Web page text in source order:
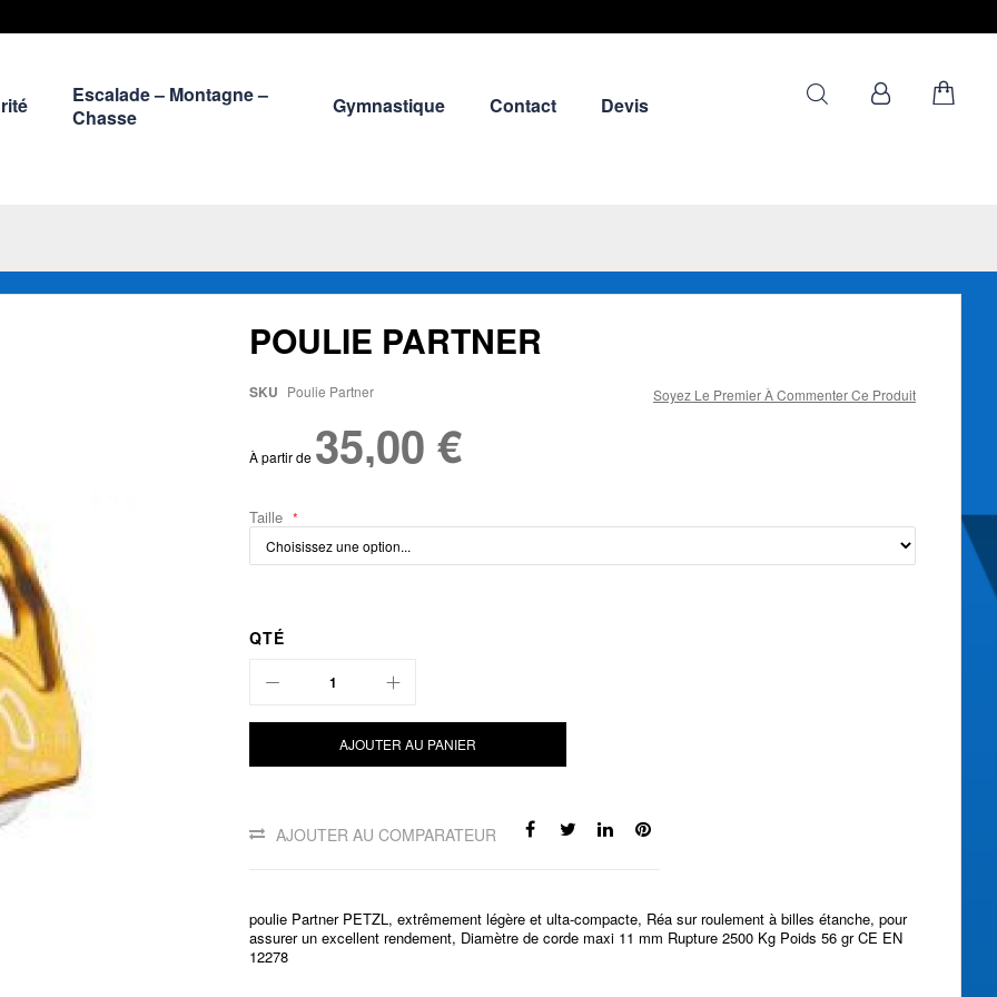
Escalade – Montagne –
Chasse
Gymnastique Contact Devis
POULIE PARTNER
Soyez Le Premier À Commenter Ce Produit
SKU Poulie Partner
À partir de 35,00 €
Taille
QTÉ
AJOUTER AU PANIER
AJOUTER AU COMPARATEUR
poulie Partner PETZL, extrêmement légère et ulta-compacte, Réa sur roulement à billes étanche, pour
assurer un excellent rendement, Diamètre de corde maxi 11 mm Rupture 2500 Kg Poids 56 gr CE EN
12278